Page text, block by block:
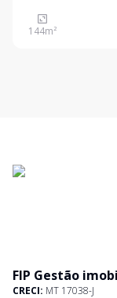
gourmet com
144m²
FIP Gestão
CRECI: MT 17038-J